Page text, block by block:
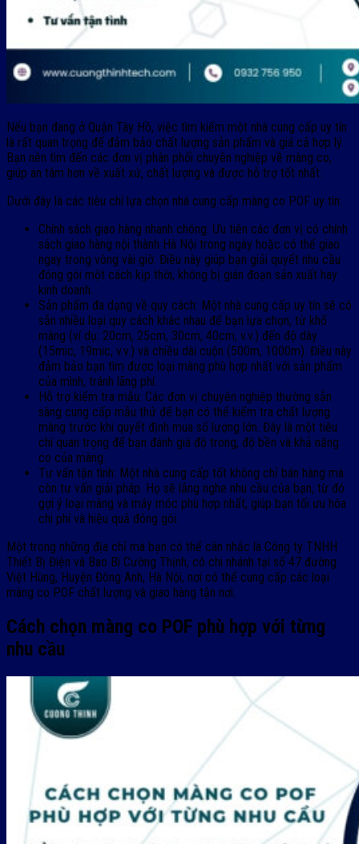
Nếu bạn đang ở Quận Tây Hồ, việc tìm kiếm một nhà cung cấp uy tín
là rất quan trọng để đảm bảo chất lượng sản phẩm và giá cả hợp lý.
Bạn nên tìm đến các đơn vị phân phối chuyên nghiệp về màng co,
giúp an tâm hơn về xuất xứ, chất lượng và được hỗ trợ tốt nhất:
Dưới đây là các tiêu chí lựa chọn nhà cung cấp màng co POF uy tín:
Chính sách giao hàng nhanh chóng: Ưu tiên các đơn vị có chính
sách giao hàng nội thành Hà Nội trong ngày hoặc có thể giao
ngay trong vòng vài giờ. Điều này giúp bạn giải quyết nhu cầu
đóng gói một cách kịp thời, không bị gián đoạn sản xuất hay
kinh doanh.
Sản phẩm đa dạng về quy cách: Một nhà cung cấp uy tín sẽ có
sẵn nhiều loại quy cách khác nhau để bạn lựa chọn, từ khổ
màng (ví dụ: 20cm, 25cm, 30cm, 40cm, v.v.) đến độ dày
(15mic, 19mic, v.v.) và chiều dài cuộn (500m, 1000m). Điều này
đảm bảo bạn tìm được loại màng phù hợp nhất với sản phẩm
của mình, tránh lãng phí.
Hỗ trợ kiểm tra mẫu: Các đơn vị chuyên nghiệp thường sẵn
sàng cung cấp mẫu thử để bạn có thể kiểm tra chất lượng
màng trước khi quyết định mua số lượng lớn. Đây là một tiêu
chí quan trọng để bạn đánh giá độ trong, độ bền và khả năng
co của màng.
Tư vấn tận tình: Một nhà cung cấp tốt không chỉ bán hàng mà
còn tư vấn giải pháp. Họ sẽ lắng nghe nhu cầu của bạn, từ đó
gợi ý loại màng và máy móc phù hợp nhất, giúp bạn tối ưu hóa
chi phí và hiệu quả đóng gói.
Một trong những địa chỉ mà bạn có thể cân nhắc là Công ty TNHH
Thiết Bị Điện và Bao Bì Cường Thịnh, có chi nhánh tại số 47 đường
Việt Hùng, Huyện Đông Anh, Hà Nội, nơi có thể cung cấp các loại
màng co POF chất lượng và giao hàng tận nơi.
Cách chọn màng co POF phù hợp với từng
nhu cầu